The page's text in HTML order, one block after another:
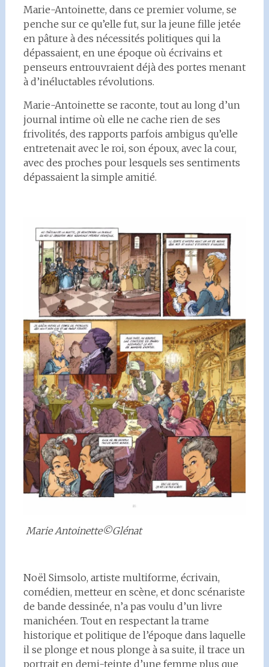
Marie-Antoinette, dans ce premier volume, se
penche sur ce qu’elle fut, sur la jeune fille jetée
en pâture à des nécessités politiques qui la
dépassaient, en une époque où écrivains et
penseurs entrouvraient déjà des portes menant
à d’inéluctables révolutions.
Marie-Antoinette se raconte, tout au long d’un
journal intime où elle ne cache rien de ses
frivolités, des rapports parfois ambigus qu’elle
entretenait avec le roi, son époux, avec la cour,
avec des proches pour lesquels ses sentiments
dépassaient la simple amitié.
Marie Antoinette©Glénat
Noël Simsolo, artiste multiforme, écrivain,
comédien, metteur en scène, et donc scénariste
de bande dessinée, n’a pas voulu d’un livre
manichéen. Tout en respectant la trame
historique et politique de l’époque dans laquelle
il se plonge et nous plonge à sa suite, il trace un
portrait en demi-teinte d’une femme plus que